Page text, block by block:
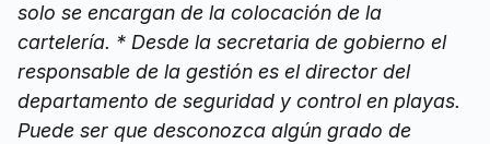
solo se encargan de la colocación de la
cartelería. * Desde la secretaria de gobierno el
responsable de la gestión es el director del
departamento de seguridad y control en playas.
Puede ser que desconozca algún grado de